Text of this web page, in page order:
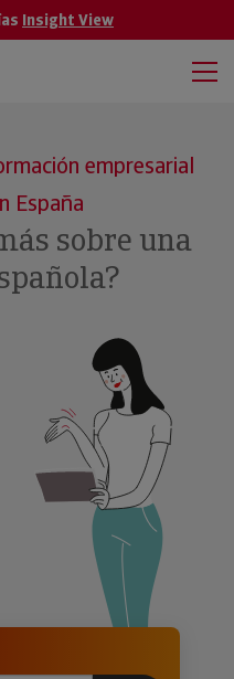
Insight View
empresarial
España
sobre una